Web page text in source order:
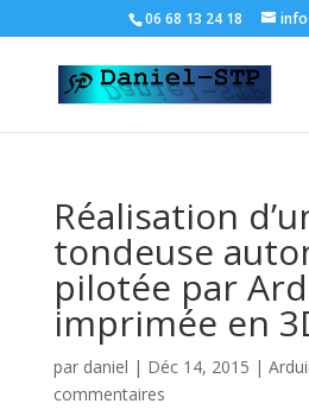
06 68 13 24 18
Réalisation
tondeuse
pilotée par
imprimée en
par daniel | Déc 14, 2015 |
commentaires